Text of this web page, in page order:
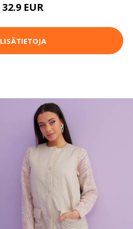
32.9 EUR
LISÄTIETOJA